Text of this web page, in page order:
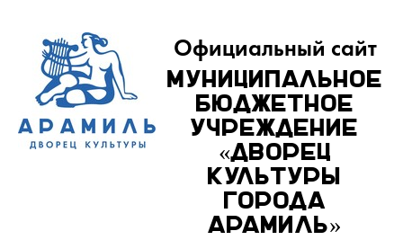
Официальный сайт
Муниципальное
бюджетное
учреждение
«Дворец
культуры
города
Арамиль»